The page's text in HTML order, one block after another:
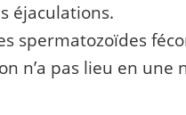
éjaculations.
spermatozoïdes
n’a pas lieu en